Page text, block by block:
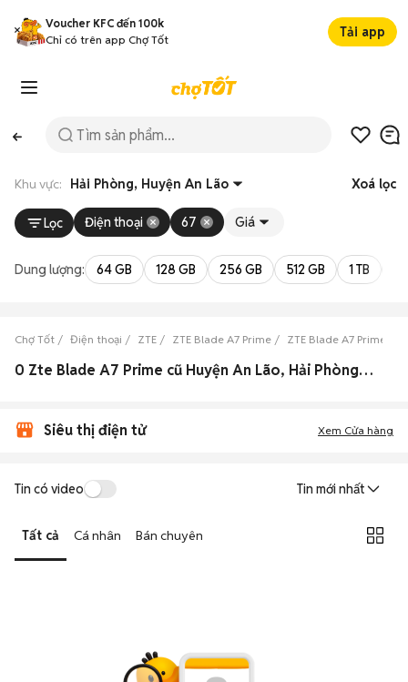
Voucher KFC đến 100k
Chỉ có trên app Chợ Tốt
Tải app
Khu vực: Hải Phòng, Huyện An Lão Xoá lọc
Lọc Điện thoại 67 Giá
Dung lượng: 64 GB 128 GB 256 GB 512 GB 1 TB
Chợ Tốt Điện thoại ZTE ZTE Blade A7 Prime ZTE Blade A7 Prime
0 Zte Blade A7 Prime cũ Huyện An Lão, Hải Phòng đẹp
Siêu thị điện tử Xem Cửa hàng
Tin có video Tin mới nhất
Tất cả Cá nhân Bán chuyên